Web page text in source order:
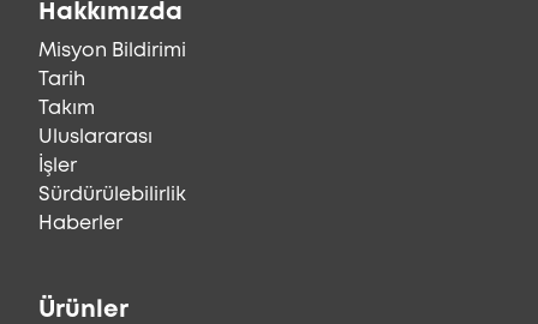
Hakkımızda
Misyon Bildirimi
Tarih
Takım
Uluslararası
İşler
Sürdürülebilirlik
Haberler
Ürünler